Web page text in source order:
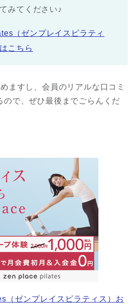
みてください♪
（ゼンプレイスピラティ
こちら
ますし、会員のリアルな口コミ
ので、ぜひ最後までごらんくだ
ゼンプレイスピラティス）お